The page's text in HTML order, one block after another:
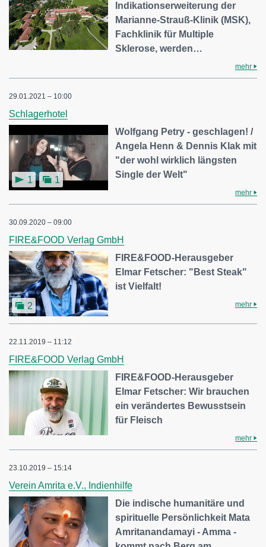
Indikationserweiterung der
Marianne-Strauß-Klinik (MSK),
Fachklinik für Multiple
Sklerose, werden…
mehr
29.01.2021 – 10:00
Schlagerhotel
1 1
Wolfgang Petry - geschlagen! /
Angela Henn & Dennis Klak mit
"der wohl wirklich längsten
Single der Welt"
mehr
30.09.2020 – 09:00
FIRE&FOOD Verlag GmbH
2
FIRE&FOOD-Herausgeber
Elmar Fetscher: "Best Steak"
ist Vielfalt!
mehr
22.11.2019 – 11:12
FIRE&FOOD Verlag GmbH
FIRE&FOOD-Herausgeber
Elmar Fetscher: Wir brauchen
ein verändertes Bewusstsein
für Fleisch
mehr
23.10.2019 – 15:14
Verein Amrita e.V., Indienhilfe
Die indische humanitäre und
spirituelle Persönlichkeit Mata
Amritanandamayi - Amma -